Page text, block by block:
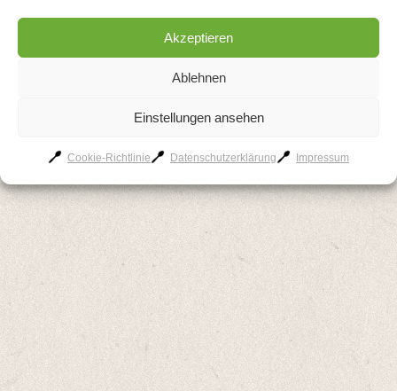
Akzeptieren
Ablehnen
Einstellungen ansehen
Cookie-Richtlinie Datenschutzerklärung Impressum
Impressum